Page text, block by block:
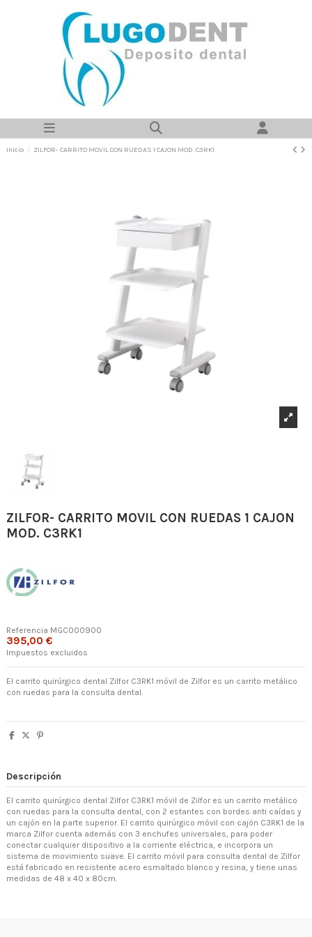
Inicio ZILFOR- CARRITO MOVIL CON RUEDAS 1 CAJON MOD. C3RK1
ZILFOR- CARRITO MOVIL CON RUEDAS 1 CAJON
MOD. C3RK1
Referencia MGC000900
395,00 €
Impuestos excluidos
El carrito quirúrgico dental Zilfor C3RK1 móvil de Zilfor es un carrito metálico
con ruedas para la consulta dental.
Descripción
El carrito quirúrgico dental Zilfor C3RK1 móvil de Zilfor es un carrito metálico
con ruedas para la consulta dental, con 2 estantes con bordes anti caídas y
un cajón en la parte superior. El carrito quirúrgico móvil con cajón C3RK1 de la
marca Zilfor cuenta además con 3 enchufes universales, para poder
conectar cualquier dispositivo a la corriente eléctrica, e incorpora un
sistema de movimiento suave. El carrito móvil para consulta dental de Zilfor
está fabricado en resistente acero esmaltado blanco y resina, y tiene unas
medidas de 48 x 40 x 80cm.